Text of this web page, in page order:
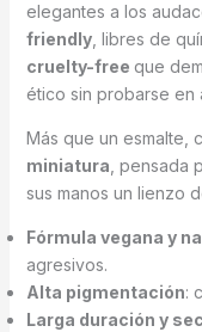
elegantes a los
friendly, libres de
cruelty-free que
ético sin probarse en
Más que un esmalte,
miniatura , pensada
sus manos un lienzo
Fórmula vegana y
agresivos.
Alta pigmentación:
Larga duración y